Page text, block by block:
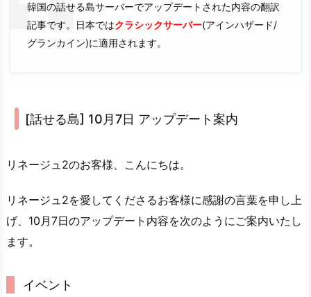
韓国の話せる島サーバーでアップデートされた内容の翻訳
記事です。日本ではクラシックサーバー(アインハザード/
グランカイン)に適用されます。
[話せる島] 10月7日 アップデート案内
リネージュ2のお客様、こんにちは。
リネージュ2を愛してくださるお客様に感謝の言葉を申し上
げ、10月7日のアップデート内容を次のようにご案内いたし
ます。
イベント